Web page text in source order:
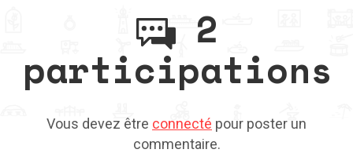
2
participations
Vous devez être connecté pour poster un
commentaire.